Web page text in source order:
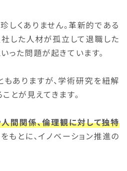
しくありません。革新的である
した人材が孤立して退職した
った問題が起きています。
もありますが、学術研究を紐解
とが見えてきます。
間関係、倫理観に対して独特
もとに、イノベーション推進の